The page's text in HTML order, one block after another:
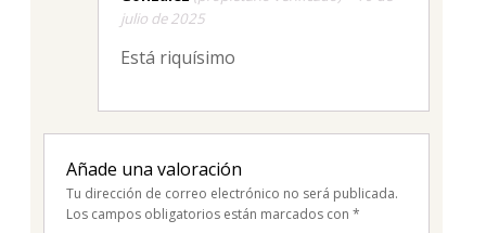
julio de 2025
Está riquísimo
Añade una valoración
Tu dirección de correo electrónico no será publicada.
Los campos obligatorios están marcados con *